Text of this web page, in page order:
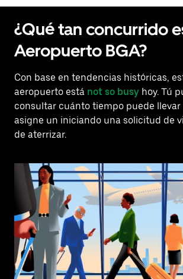
¿Qué tan concurrido
Aeropuerto BGA?
Con base en tendencias históricas,
aeropuerto está not so busy hoy. Tú
consultar cuánto tiempo puede llevar
asigne un iniciando una solicitud de
de aterrizar.